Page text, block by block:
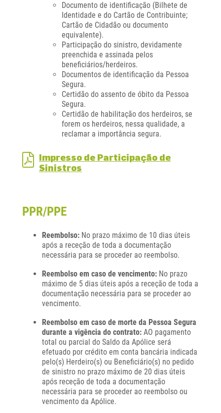
Documento de identificação (Bilhete de
Identidade e do Cartão de Contribuinte;
Cartão de Cidadão ou documento
equivalente).
Participação do sinistro, devidamente
preenchida e assinada pelos
beneficiários/herdeiros.
Documentos de identificação da Pessoa
Segura.
Certidão do assento de óbito da Pessoa
Segura.
Certidão de habilitação dos herdeiros, se
forem os herdeiros, nessa qualidade, a
reclamar a importância segura.
Impresso de Participação de
Sinistros
PPR/PPE
Reembolso: No prazo máximo de 10 dias úteis
após a receção de toda a documentação
necessária para se proceder ao reembolso.
Reembolso em caso de vencimento: No prazo
máximo de 5 dias úteis após a receção de toda a
documentação necessária para se proceder ao
vencimento.
Reembolso em caso de morte da Pessoa Segura
durante a vigência do contrato: AO pagamento
total ou parcial do Saldo da Apólice será
efetuado por crédito em conta bancária indicada
pelo(s) Herdeiro(s) ou Beneficiário(s) no pedido
de sinistro no prazo máximo de 20 dias úteis
após receção de toda a documentação
necessária para se proceder ao reembolso ou
vencimento da Apólice.